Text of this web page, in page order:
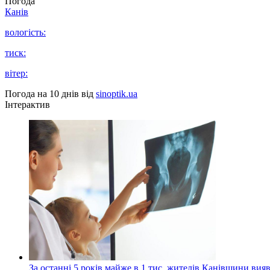
Канів
вологість:
тиск:
вітер:
Погода на 10 днів від sinoptik.ua
Інтерактив